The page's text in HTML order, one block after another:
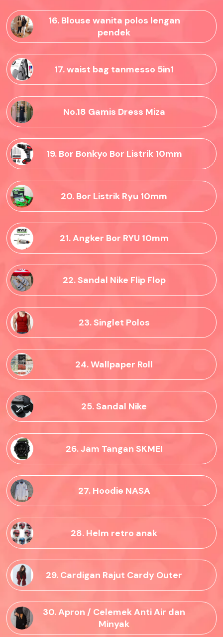
16. Blouse wanita polos lengan
pendek
17. waist bag tanmesso 5in1
No.18 Gamis Dress Miza
19. Bor Bonkyo Bor Listrik 10mm
20. Bor Listrik Ryu 10mm
21. Angker Bor RYU 10mm
22. Sandal Nike Flip Flop
23. Singlet Polos
24. Wallpaper Roll
25. Sandal Nike
26. Jam Tangan SKMEI
27. Hoodie NASA
28. Helm retro anak
29. Cardigan Rajut Cardy Outer
30. Apron / Celemek Anti Air dan
Minyak